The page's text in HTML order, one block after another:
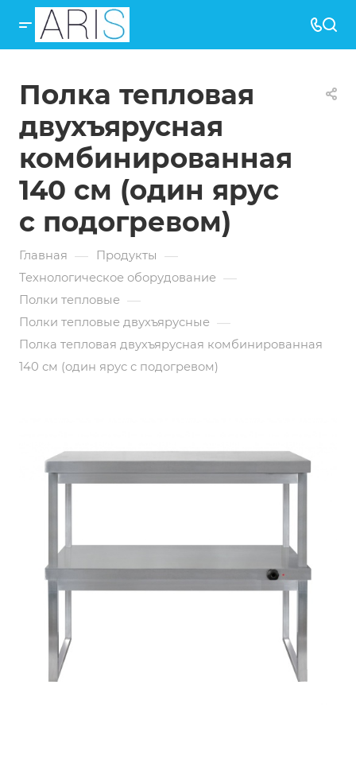
Полка тепловая
двухъярусная
комбинированная
140 см (один ярус
с подогревом)
Главная — Продукты —
Технологическое оборудование —
Полки тепловые —
Полки тепловые двухъярусные —
Полка тепловая двухъярусная комбинированная
140 см (один ярус с подогревом)